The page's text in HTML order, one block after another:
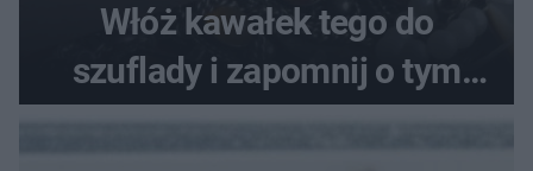
Włóż kawałek tego do
szuflady i zapomnij o tym